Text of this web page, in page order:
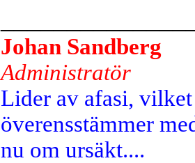
Johan Sandberg
Administratör
Lider av afasi,
överensstämmer
nu om ursäkt....